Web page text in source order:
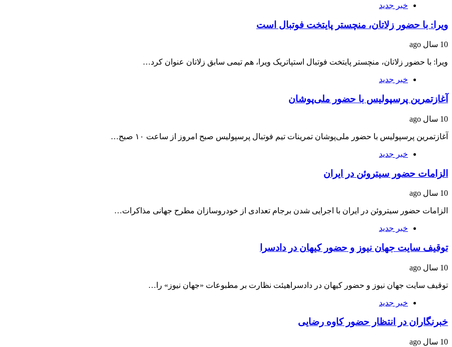
خبر جدید
ویرا: با حضور زلاتان،‌ منچستر پایتخت فوتبال است
10 سال ago
ویرا: با حضور زلاتان،‌ منچستر پایتخت فوتبال استپاتریک ویرا، هم تیمی سابق زلاتان عنوان کرد…
خبر جدید
آغازتمرین پرسپولیس با حضور ملی‌پوشان
10 سال ago
آغازتمرین پرسپولیس با حضور ملی‌پوشان تمرینات تیم فوتبال پرسپولیس صبح امروز از ساعت ۱۰ صبح…
خبر جدید
الزامات حضور سیتروئن در ایران
10 سال ago
الزامات حضور سیتروئن در ایران با اجرایی شدن برجام تعدادی از خودروسازان مطرح جهانی مذاکرات…
خبر جدید
توقیف سایت جهان نیوز و حضور کیهان در دادسرا
10 سال ago
توقیف سایت جهان نیوز و حضور کیهان در دادسراهیئت نظارت بر مطبوعات «جهان نیوز» را…
خبر جدید
خبرنگاران در انتظار حضور کاوه رضایی
10 سال ago